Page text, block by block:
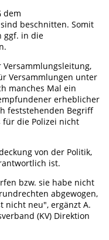
dem
beschnitten. Somit
ggf. in die
Versammlungsleitung,
Versammlungen unter
manches Mal ein
erheblicher
feststehenden Begriff
für die Polizei nicht
von der Politik,
ist.
bzw. sie habe nicht
abgewogen,
nicht neu", ergänzt A.
(KV) Direktion